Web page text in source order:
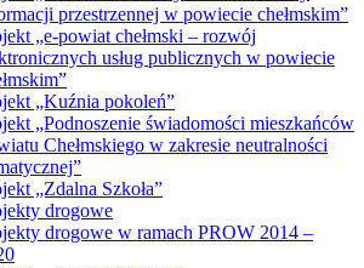
oraz gmin Janów Podlaski
Fundusz Inwestycji Lokalnych
„Adaptacja budynku szkolnego na dom
pomocy społecznej”
“Nadbudowa i przebudowa budynku
Specjalnego Ośrodka Szkolno-
Wychowawczego w Dorohusku wraz
ze zmianą sposobu użytkowania poddasza
nieużytkowego na pracownie
specjalistyczne dla dzieci i młodzieży